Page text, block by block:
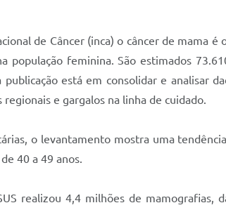
de Câncer (inca) o câncer de mama
população feminina. São estimados
publicação está em consolidar e analisar
regionais e gargalos na linha de cuidado.
o levantamento mostra uma
40 a 49 anos.
realizou 4,4 milhões de